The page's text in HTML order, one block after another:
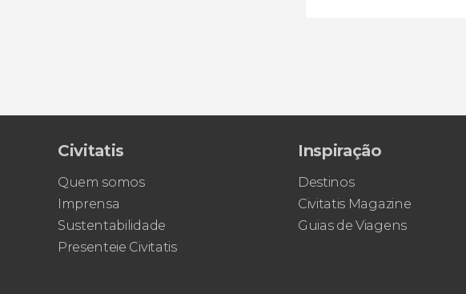
Civitatis
Quem somos
Imprensa
Sustentabilidade
Presenteie Civitatis
Inspiração
Destinos
Civitatis Magazine
Guias de Viagens